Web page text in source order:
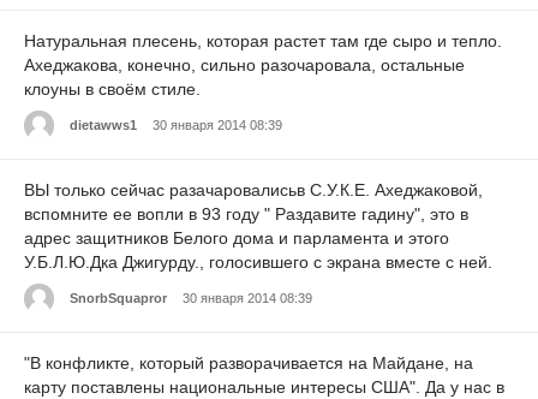
Натуральная плесень, которая растет там где сыро и тепло.
Ахеджакова, конечно, сильно разочаровала, остальные
клоуны в своём стиле.
dietawws1 30 января 2014 08:39
ВЫ только сейчас разачаровалисьв С.У.К.Е. Ахеджаковой,
вспомните ее вопли в 93 году " Раздавите гадину", это в
адрес защитников Белого дома и парламента и этого
У.Б.Л.Ю.Дка Джигурду., голосившего с экрана вместе с ней.
SnorbSquapror 30 января 2014 08:39
"В конфликте, который разворачивается на Майдане, на
карту поставлены национальные интересы США". Да у нас в